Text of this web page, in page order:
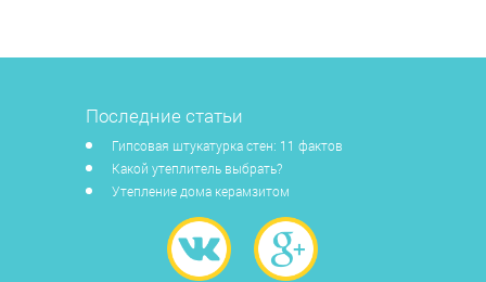
Последние статьи
Гипсовая штукатурка стен: 11 фактов
Какой утеплитель выбрать?
Утепление дома керамзитом